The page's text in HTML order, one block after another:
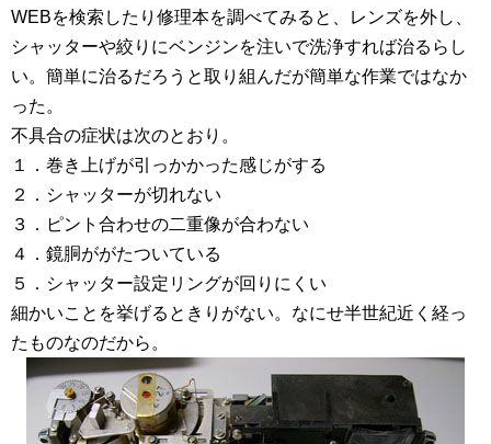
WEBを検索したり修理本を調べてみると、レンズを外し、
シャッターや絞りにベンジンを注いで洗浄すれば治るらし
い。簡単に治るだろうと取り組んだが簡単な作業ではなか
った。
不具合の症状は次のとおり。
１．巻き上げが引っかかった感じがする
２．シャッターが切れない
３．ピント合わせの二重像が合わない
４．鏡胴ががたついている
５．シャッター設定リングが回りにくい
細かいことを挙げるときりがない。なにせ半世紀近く経っ
たものなのだから。